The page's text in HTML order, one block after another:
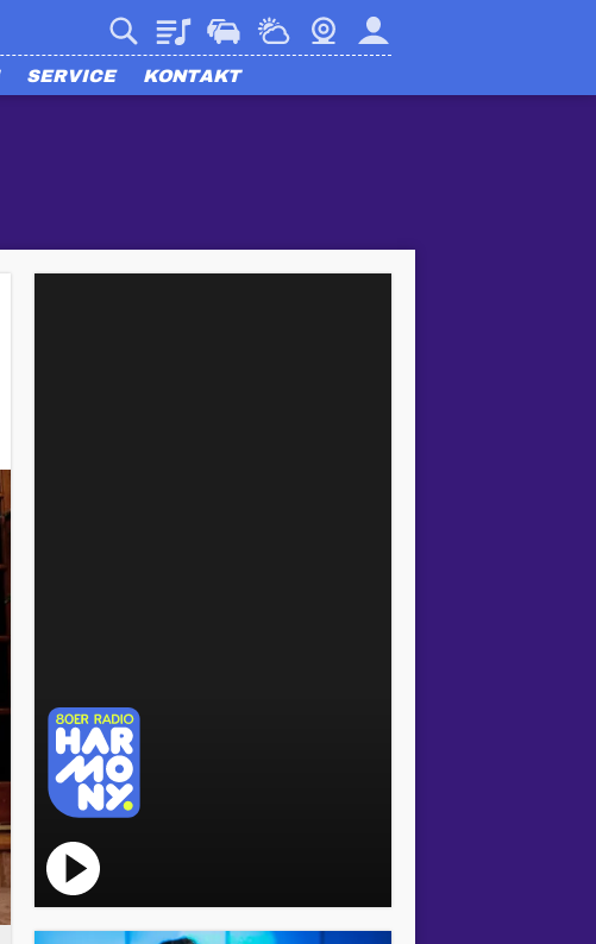
PlaylistVerkehrWetterWebcamMein harmony
SERVICE KONTAKT